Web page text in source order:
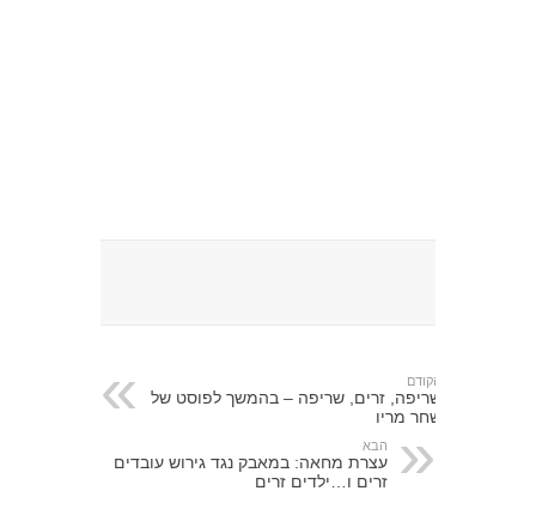
הקודם
שריפה, זרים, שריפה – בהמשך לפוסט של
שחר מריו
הבא
עצרת מחאה: במאבק נגד גירוש עובדים
זרים ו…ילדים זרים